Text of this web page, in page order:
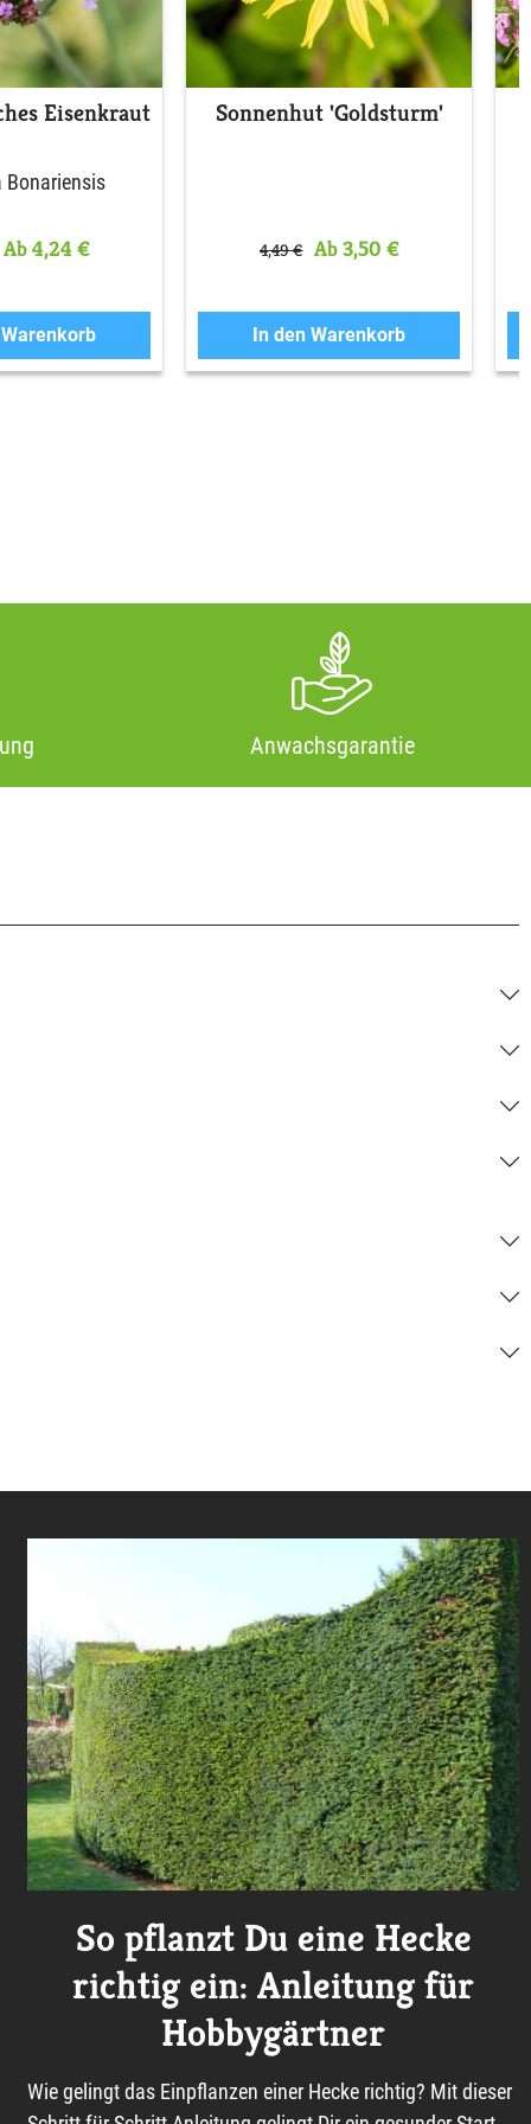
Eisenkraut
Bonariensis
Ab 4,24 €
Sonnenhut 'Goldsturm'
4,49 € Ab 3,50 €
In den Warenkorb
Anwachsgarantie
So pflanzt Du eine Hecke
richtig ein: Anleitung für
Hobbygärtner
Wie gelingt das Einpflanzen einer Hecke richtig? Mit dieser